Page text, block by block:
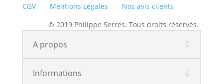
CGV
Mentions Légales
Nos avis clients
© 2019 Philippe Serres. Tous droits réservés.
A propos
Informations